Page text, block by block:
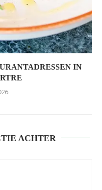
IN
ACHTER